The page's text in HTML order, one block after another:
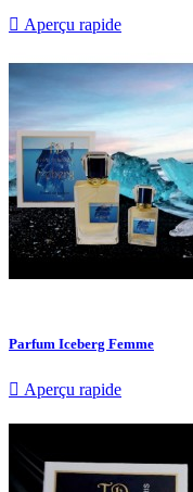
 Aperçu rapide
Parfum Iceberg Femme
 Aperçu rapide